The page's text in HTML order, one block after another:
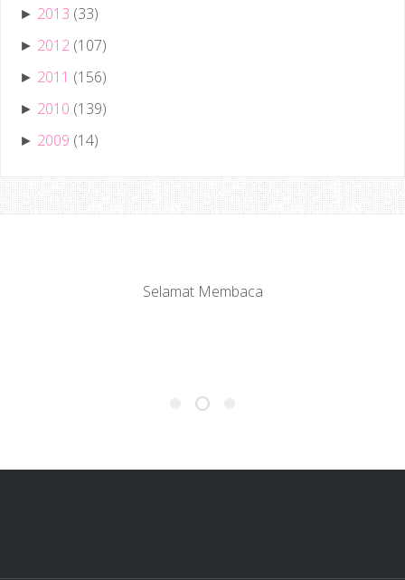
► 2013 (33)
► 2012 (107)
► 2011 (156)
► 2010 (139)
► 2009 (14)
Selamat Membaca